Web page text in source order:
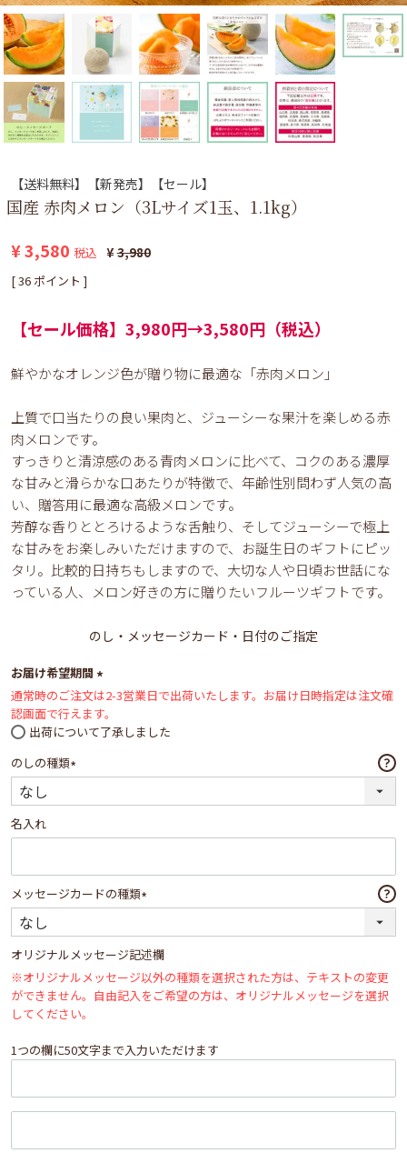
【送料無料】【新発売】【セール】
国産 赤肉メロン（3Lサイズ1玉、1.1kg）
¥3,980
¥3,580 税込
[36 ポイント ]
【セール価格】3,980円→3,580円（税込）
鮮やかなオレンジ色が贈り物に最適な「赤肉メロン」
上質で口当たりの良い果肉と、ジューシーな果汁を楽しめる赤
肉メロンです。
すっきりと清涼感のある青肉メロンに比べて、コクのある濃厚
な甘みと滑らかな口あたりが特徴で、年齢性別問わず人気の高
い、贈答用に最適な高級メロンです。
芳醇な香りととろけるような舌触り、そしてジューシーで極上
な甘みをお楽しみいただけますので、お誕生日のギフトにピッ
タリ。比較的日持ちもしますので、大切な人や日頃お世話にな
っている人、メロン好きの方に贈りたいフルーツギフトです。
のし・メッセージカード・日付のご指定
お届け希望期間
(必
須)
通常時のご注文は2-3営業日で出荷いたします。お届け日時指定は注文確
認画面で行えます。
出荷について了承しました
のしの種類
須)
名入れ
メッセージカードの種類
須)
オリジナルメッセージ記述欄
※オリジナルメッセージ以外の種類を選択された方は、テキストの変更
ができません。自由記入をご希望の方は、オリジナルメッセージを選択
してください。
1つの欄に50文字まで入力いただけます